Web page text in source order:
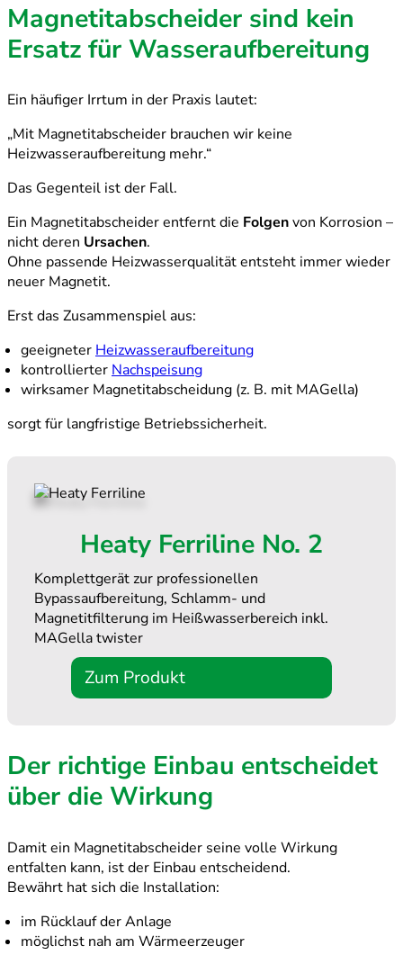
Magnetitabscheider sind kein
Ersatz für Wasseraufbereitung
Ein häufiger Irrtum in der Praxis lautet:
„Mit Magnetitabscheider brauchen wir keine
Heizwasseraufbereitung mehr.“
Das Gegenteil ist der Fall.
Ein Magnetitabscheider entfernt die Folgenvon Korrosion –
nicht deren Ursachen.
Ohne passende Heizwasserqualität entsteht immer wieder
neuer Magnetit.
Erst das Zusammenspiel aus:
geeigneterHeizwasseraufbereitung
kontrollierterNachspeisung
wirksamer Magnetitabscheidung (z. B. mit MAGella)
sorgt für langfristige Betriebssicherheit.
Heaty Ferriline No. 2
Komplettgerät zur professionellen
Bypassaufbereitung, Schlamm- und
Magnetitfilterung im Heißwasserbereich inkl.
MAGella twister
Zum Produkt
Der richtige Einbau entscheidet
über die Wirkung
Damit ein Magnetitabscheider seine volle Wirkung
entfalten kann, ist der Einbau entscheidend.
Bewährt hat sich die Installation:
im Rücklauf der Anlage
möglichst nah am Wärmeerzeuger